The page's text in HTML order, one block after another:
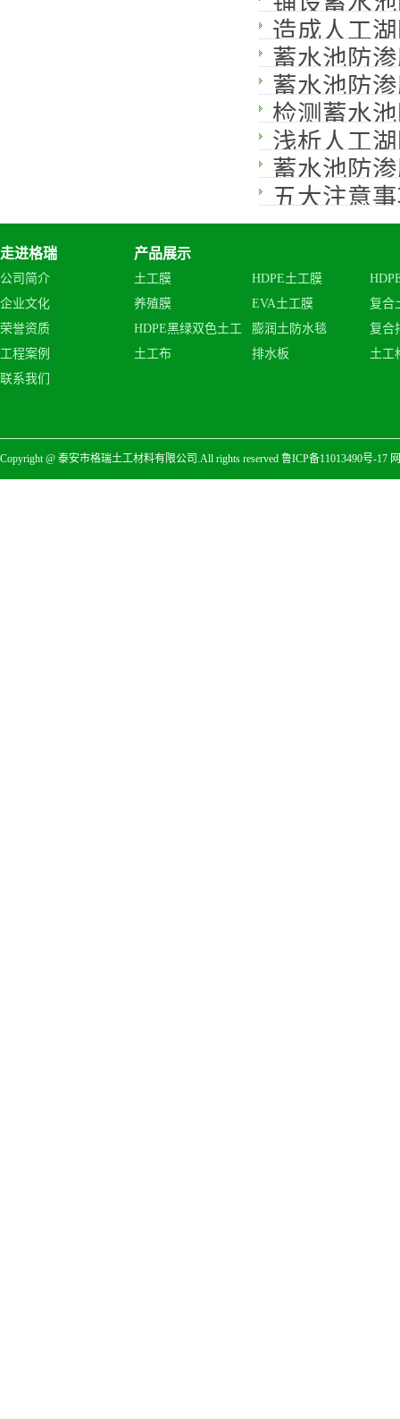
造成人工
蓄水池防
蓄水池防
检测蓄水
浅析人工
蓄水池防
五大注意
走进格瑞
公司简介
企业文化
荣誉资质
工程案例
联系我们
产品展示
土工膜 HDPE土工膜
养殖膜
EVA土工膜
复合
HDPE黑绿双色土工
膜
膨润土防水毯
复合
土工布
排水板 土工
Copyright @ 泰安市格瑞土工材料有限公司.All rights reserved 鲁ICP备11013490号-17